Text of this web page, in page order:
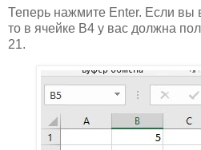
Теперь нажмите Enter. Если вы
то в ячейке B4 у вас должна
21.